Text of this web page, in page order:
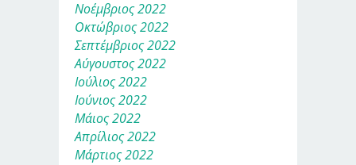
Νοέμβριος 2022
Οκτώβριος 2022
Σεπτέμβριος 2022
Αύγουστος 2022
Ιούλιος 2022
Ιούνιος 2022
Μάιος 2022
Απρίλιος 2022
Μάρτιος 2022